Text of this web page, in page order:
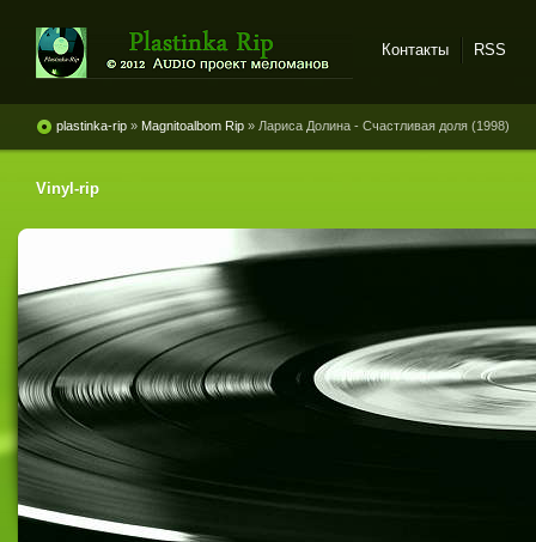
винила и магнитоальбомов
Контакты RSS
plastinka-rip » Magnitoalbom Rip » Лариса Долина - Счастливая доля (1998)
Vinyl-rip